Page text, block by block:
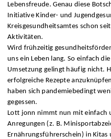
Lebensfreude. Genau diese
Initiative Kinder- und
Kreisgesundheitsamtes schon
Aktivitäten.
Wird frühzeitig
uns ein Leben lang. So einfach
Umsetzung gelingt häufig nicht.
erfolgreiche Rezepte
haben sich pandemiebedingt
gegessen.
Lott jonn nimmt nun mit einfach
Anregungen (z. B.
Ernährungsführerschein) in